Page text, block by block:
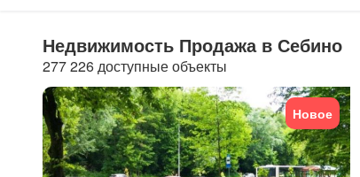
Недвижимость Продажа в Себино
277 226 доступные объекты
Новое